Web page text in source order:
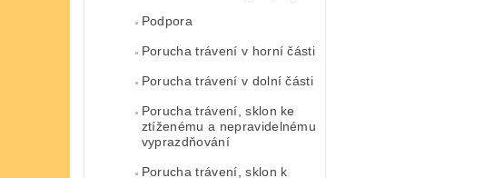
Podpora
Porucha trávení v horní části
Porucha trávení v dolní části
Porucha trávení, sklon ke
ztíženému a nepravidelnému
vyprazdňování
Porucha trávení, sklon k